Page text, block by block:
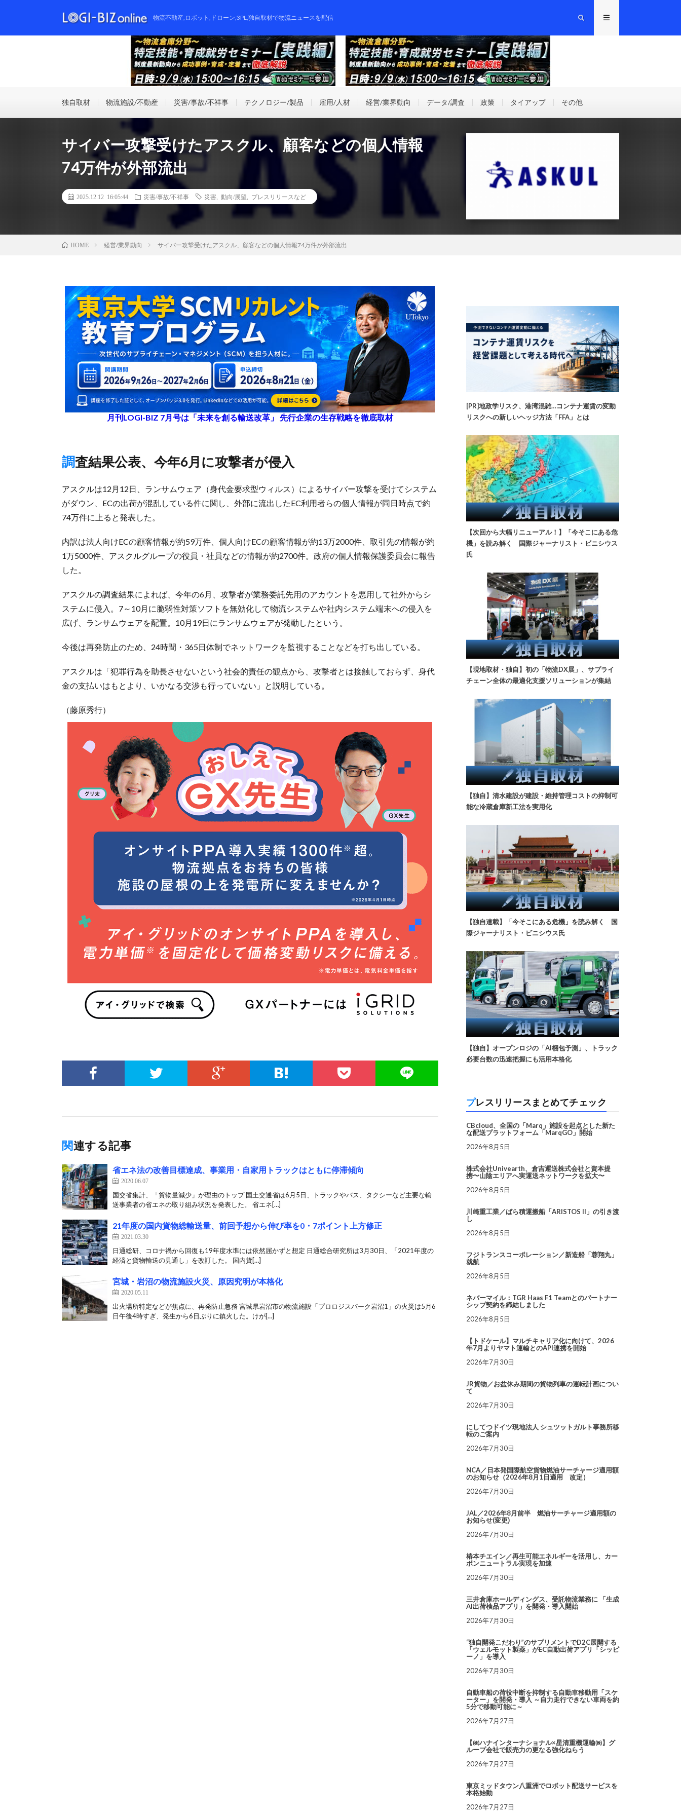
物流不動産,ロボット,ドローン,3PL,独自取材で物流ニュースを配信
独自取材 物流施設/不動産 災害/事故/不祥事 テクノロジー/製品 雇用/人材 経営/業界動向 データ/調査 政策 タイアップ その他
サイバー攻撃受けたアスクル、顧客などの個人情報
74万件が外部流出
2025.12.12 16:05:44 災害/事故/不祥事 災害 動向/展望 プレスリリースなど
HOME 経営/業界動向 サイバー攻撃受けたアスクル、顧客などの個人情報74万件が外部流出
月刊LOGI-BIZ 7月号は「未来を創る輸送改革」 先行企業の生存戦略を徹底取材
調査結果公表、今年6月に攻撃者が侵入
アスクルは12月12日、ランサムウェア（身代金要求型ウィルス）によるサイバー攻撃を受けてシステム
がダウン、ECの出荷が混乱している件に関し、外部に流出したEC利用者らの個人情報が同日時点で約
74万件に上ると発表した。
内訳は法人向けECの顧客情報が約59万件、個人向けECの顧客情報が約13万2000件、取引先の情報が約
1万5000件、アスクルグループの役員・社員などの情報が約2700件。政府の個人情報保護委員会に報告
した。
アスクルの調査結果によれば、今年の6月、攻撃者が業務委託先用のアカウントを悪用して社外からシ
ステムに侵入。7～10月に脆弱性対策ソフトを無効化して物流システムや社内システム端末への侵入を
広げ、ランサムウェアを配置。10月19日にランサムウェアが発動したという。
今後は再発防止のため、24時間・365日体制でネットワークを監視することなどを打ち出している。
アスクルは「犯罪行為を助長させないという社会的責任の観点から、攻撃者とは接触しておらず、身代
金の支払いはもとより、いかなる交渉も行っていない」と説明している。
（藤原秀行）
関連する記事
省エネ法の改善目標達成、事業用・自家用トラックはともに停滞傾向
2020.06.07
国交省集計、「貨物量減少」が理由のトップ 国土交通省は6月5日、トラックやバス、タクシーなど主要な輸
送事業者の省エネの取り組み状況を発表した。 省エネ[…]
21年度の国内貨物総輸送量、前回予想から伸び率を0・7ポイント上方修正
2021.03.30
日通総研、コロナ禍から回復も19年度水準には依然届かずと想定 日通総合研究所は3月30日、「2021年度の
経済と貨物輸送の見通し」を改訂した。 国内貨[…]
宮城・岩沼の物流施設火災、原因究明が本格化
2020.05.11
出火場所特定などが焦点に、再発防止急務 宮城県岩沼市の物流施設「プロロジスパーク岩沼1」の火災は5月6
日午後4時すぎ、発生から6日ぶりに鎮火した。けが[…]
[PR]地政学リスク、港湾混雑…コンテナ運賃の変動
リスクへの新しいヘッジ方法「FFA」とは
【次回から大幅リニューアル！】「今そこにある危
機」を読み解く 国際ジャーナリスト・ビニシウス
氏
【現地取材・独自】初の「物流DX展」、サプライ
チェーン全体の最適化支援ソリューションが集結
【独自】清水建設が建設・維持管理コストの抑制可
能な冷蔵倉庫新工法を実用化
【独自連載】「今そこにある危機」を読み解く 国
際ジャーナリスト・ビニシウス氏
【独自】オープンロジの「AI梱包予測」、トラック
必要台数の迅速把握にも活用本格化
プレスリリースまとめてチェック
CBcloud、全国の「Marq」施設を起点とした新た
な配送プラットフォーム「MarqGO」開始
2026年8月5日
株式会社Univearth、倉吉運送株式会社と資本提
携〜山陰エリアへ実運送ネットワークを拡大〜
2026年8月5日
川崎重工業／ばら積運搬船「ARISTOS II」の引き渡
し
2026年8月5日
フジトランスコーポレーション／新造船「蓉翔丸」
就航
2026年8月5日
ネバーマイル：TGR Haas F1 Teamとのパートナー
シップ契約を締結しました
2026年8月5日
【トドケール】マルチキャリア化に向けて、2026
年7月よりヤマト運輸とのAPI連携を開始
2026年7月30日
JR貨物／お盆休み期間の貨物列車の運転計画につい
て
2026年7月30日
にしてつドイツ現地法人 シュツットガルト事務所移
転のご案内
2026年7月30日
NCA／日本発国際航空貨物燃油サーチャージ適用額
のお知らせ（2026年8月1日適用 改定）
2026年7月30日
JAL／2026年8月前半 燃油サーチャージ適用額の
お知らせ(変更)
2026年7月30日
椿本チエイン／再生可能エネルギーを活用し、カー
ボンニュートラル実現を加速
2026年7月30日
三井倉庫ホールディングス、受託物流業務に 「生成
AI出荷検品アプリ」を開発・導入開始
2026年7月30日
“独自開発こだわり”のサプリメントでD2C展開する
「ウェルモット製薬」がEC自動出荷アプリ「シッピ
ーノ」を導入
2026年7月30日
自動車船の荷役中断を抑制する自動車移動用「スケ
ーター」を開発・導入 ～自力走行できない車両を約
5分で移動可能に～
2026年7月27日
【㈱ハナインターナショナル×星清重機運輸㈱】グ
ループ会社で販売力の更なる強化ねらう
2026年7月27日
東京ミッドタウン八重洲でロボット配送サービスを
本格始動
2026年7月27日